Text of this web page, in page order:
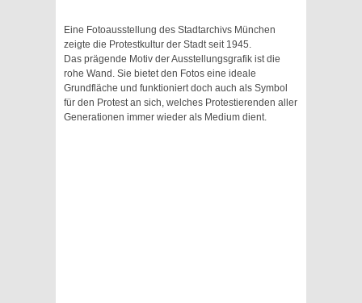
Eine Fotoausstellung des Stadtarchivs München
zeigte die Protestkultur der Stadt seit 1945.
Das prägende Motiv der Ausstellungsgrafik ist die
rohe Wand. Sie bietet den Fotos eine ideale
Grundfläche und funktioniert doch auch als Symbol
für den Protest an sich, welches Protestierenden aller
Generationen immer wieder als Medium dient.